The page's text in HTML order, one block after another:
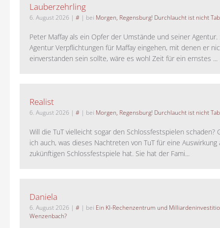
Lauberzehrling
6. August 2026 | # | bei Morgen, Regensburg! Durchlaucht ist nicht
Peter Maffay als ein Opfer der Umstände und seiner Agentur.
Agentur Verpflichtungen für Maffay eingehen, mit denen er
einverstanden sein sollte, wäre es wohl Zeit für ein ernstes ...
Realist
6. August 2026 | # | bei Morgen, Regensburg! Durchlaucht ist nicht
Will die TuT vielleicht sogar den Schlossfestspielen schaden?
ich auch, was dieses Nachtreten von TuT für eine Auswirkung
zukünftigen Schlossfestspiele hat. Sie hat der Fami...
Daniela
6. August 2026 | # | bei Ein KI-Rechenzentrum und
Wenzenbach?